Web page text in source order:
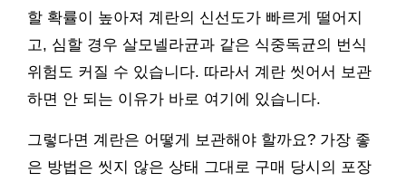
할 확률이 높아져 계란의 신선도가 빠르게 떨어지
고, 심할 경우 살모넬라균과 같은 식중독균의 번식
위험도 커질 수 있습니다. 따라서 계란 씻어서 보관
하면 안 되는 이유가 바로 여기에 있습니다.
그렇다면 계란은 어떻게 보관해야 할까요? 가장 좋
은 방법은 씻지 않은 상태 그대로 구매 당시의 포장